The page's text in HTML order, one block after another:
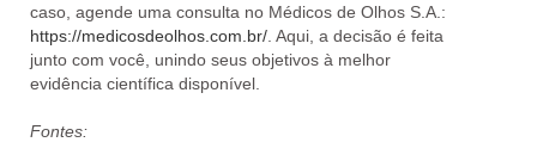
caso, agende uma consulta no Médicos de Olhos S.A. :
https://medicosdeolhos.com.br/ . Aqui, a decisão é feita
junto com você , unindo seus objetivos à melhor
evidência científica disponível.
Fontes: